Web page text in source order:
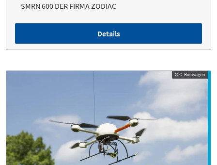
SMRN 600 DER FIRMA ZODIAC
Details
© C. Bierwagen
© C. Bierwagen